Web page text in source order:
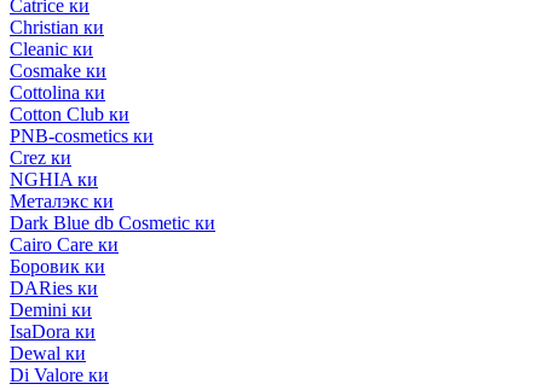
Catrice ки
Christian ки
Cleanic ки
Cosmake ки
Cottolina ки
Cotton Club ки
PNB-cosmetics ки
Crez ки
NGHIA ки
Металэкс ки
Dark Blue db Cosmetic ки
Cairo Care ки
Боровик ки
DARies ки
Demini ки
IsaDora ки
Dewal ки
Di Valore ки